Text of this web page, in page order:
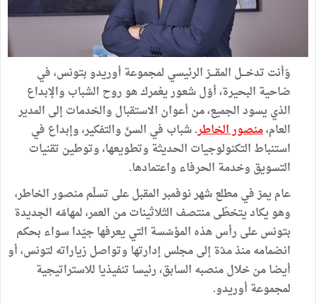
وَأنت تدخـــل المقـــرّ الرئيسي لمجموعة أوريدو بتونس، في
ضاحية البحيرة، أوّل شعور يغمرك هو روح الشباب والإبداع
الذي يسود الجميع، من أعوان الاستقبال والخدمات إلى المدير
العام،منصور الخاطر. شباب في السنّ والتفكير، وإبداع في
استنباط التكنولوجيات الحديثة وتطويعها، وتوطين تقنيات
التسويق وخدمة الحرفاء واعتمادها.
عام يمرّ في مطلع شهر نوفمبر المقبل على تسلّم منصور الخاطر،
وهو يكاد يتخطّى منتصف الثلاثينات من العمر، لمهامّه الجديدة
بتونس على رأس هذه المؤسّسة التي يعرفها جيّدا سواء بحكم
انضمامه منذ مدّة إلى مجلس إدارتها وتواصل زياراته لتونس، أو
أيضا من خلال منصبه السابق، رئيسا تنفيذيا للاستراتيجية
لمجموعة أوريدو.